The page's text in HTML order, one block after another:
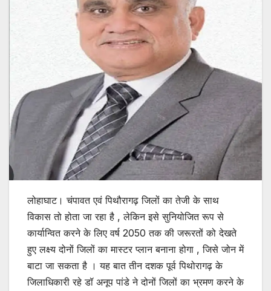
लोहाघाट। चंपावत एवं पिथौरागढ़ जिलों का तेजी के साथ
विकास तो होता जा रहा है , लेकिन इसे सुनियोजित रूप से
कार्यान्वित करने के लिए वर्ष 2050 तक की जरूरतों को देखते
हुए लक्ष्य दोनों जिलों का मास्टर प्लान बनाना होगा , जिसे जोन में
बाटा जा सकता है । यह बात तीन दशक पूर्व पिथोरागढ़ के
जिलाधिकारी रहे डॉ अनूप पांडे ने दोनों जिलों का भ्रमण करने के